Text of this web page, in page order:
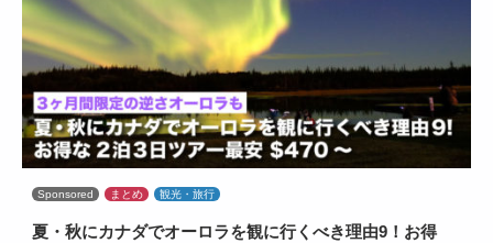
Sponsored まとめ 観光・旅行
夏・秋にカナダでオーロラを観に行くべき理由9！お得